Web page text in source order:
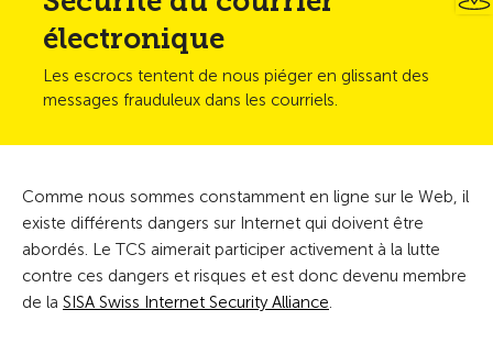
électronique
Les escrocs tentent de nous piéger en glissant des
messages frauduleux dans les courriels.
Comme nous sommes constamment en ligne sur le Web, il
existe différents dangers sur Internet qui doivent être
abordés. Le TCS aimerait participer activement à la lutte
contre ces dangers et risques et est donc devenu membre
de la SISA Swiss Internet Security Alliance.